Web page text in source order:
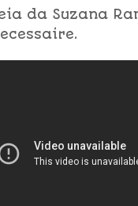
da Suzana